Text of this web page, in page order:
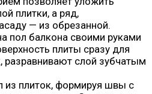
плитки, а ряд,
— из обрезанной.
плиты сразу для
разравнивают слой зубчатым
из плиток, формируя швы с